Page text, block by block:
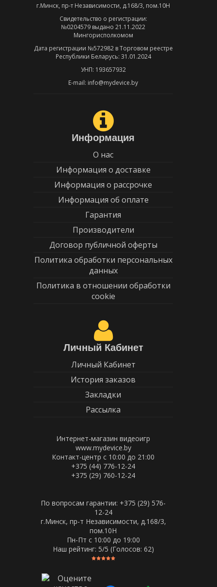
г.Минск, пр-т Независимости, д.168/3, пом.10Н
Свидетельство о регистрации:
№0204579 выдано 21.11.2022
Мингорисполкомом
Дата регистрации №572982 в Торговом реестре
Республики Беларусь: 31.01.2024
УНП: 193657932
E-mail: info@mydevice.by
Информация
О нас
Информация о доставке
Информация о рассрочке
Информация об оплате
Гарантия
Производители
Договор публичной оферты
Политика обработки персональных
данных
Политика в отношении обработки
cookie
Личный Кабинет
Личный Кабинет
История заказов
Закладки
Рассылка
Интернет-магазин видеоигр
www.mydevice.by
Контакт-центр с 10:00 до 21:00
+375 (44) 776-12-24
+375 (29) 760-12-24
По вопросам гарантии: +375 (29) 576-
12-24
г.Минск, пр-т Независимости, д.168/3,
пом.10Н
Пн-Пт c 10:00 до 19:00
Наш рейтинг: 5/5 (Голосов: 62)